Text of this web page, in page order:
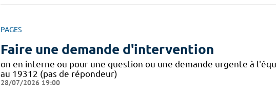
PAGES
Faire une demande d'intervention
on en interne ou pour une question ou une demande urgente à
au 19312 (pas de répondeur)
28/07/2026 19:00